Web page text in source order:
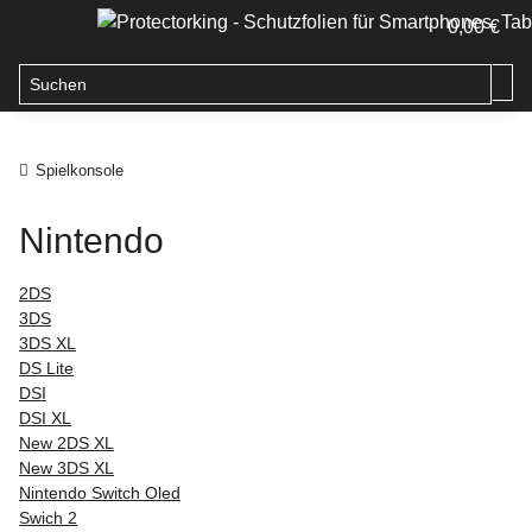
0,00 €
Spielkonsole
Nintendo
2DS
3DS
3DS XL
DS Lite
DSI
DSI XL
New 2DS XL
New 3DS XL
Nintendo Switch Oled
Swich 2